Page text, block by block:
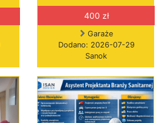
400 zł
Garaże
Dodano: 2026-07-29
Sanok